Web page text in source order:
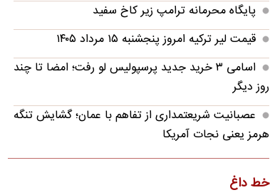
پایگاه محرمانه ترامپ زیر کاخ سفید
قیمت لیر ترکیه امروز پنجشنبه ۱۵ مرداد ۱۴۰۵
اسامی ۳ خرید جدید پرسپولیس لو رفت؛ امضا تا چند
روز دیگر
عصبانیت شریعتمداری از تفاهم با عمان؛ گشایش تنگه
هرمز یعنی نجات آمریکا
تصویر؛ مرگ شوکه‌کننده بازیکن در بازی به دلیل
صاعقه
خط داغ